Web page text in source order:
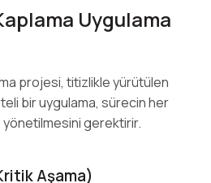
Uygulama
projesi, titizlikle yürütülen
bir uygulama, sürecin her
yönetilmesini gerektirir.
Aşama)